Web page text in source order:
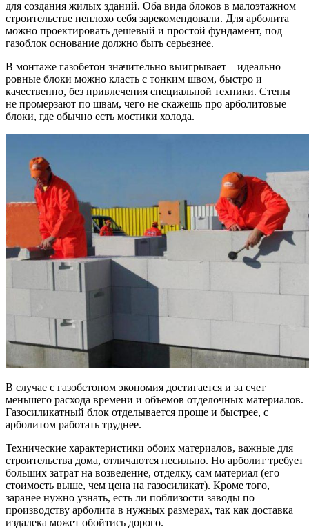
для создания жилых зданий. Оба вида блоков в малоэтажном
строительстве неплохо себя зарекомендовали. Для арболита
можно проектировать дешевый и простой фундамент, под
газоблок основание должно быть серьезнее.
В монтаже газобетон значительно выигрывает – идеально
ровные блоки можно класть с тонким швом, быстро и
качественно, без привлечения специальной техники. Стены
не промерзают по швам, чего не скажешь про арболитовые
блоки, где обычно есть мостики холода.
В случае с газобетоном экономия достигается и за счет
меньшего расхода времени и объемов отделочных материалов.
Газосиликатный блок отделывается проще и быстрее, с
арболитом работать труднее.
Технические характеристики обоих материалов, важные для
строительства дома, отличаются несильно. Но арболит требует
больших затрат на возведение, отделку, сам материал (его
стоимость выше, чем цена на газосиликат). Кроме того,
заранее нужно узнать, есть ли поблизости заводы по
производству арболита в нужных размерах, так как доставка
издалека может обойтись дорого.